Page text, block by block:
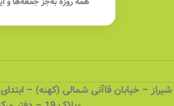
شیراز – خیابان قاآنی شمالی (کهنه) –